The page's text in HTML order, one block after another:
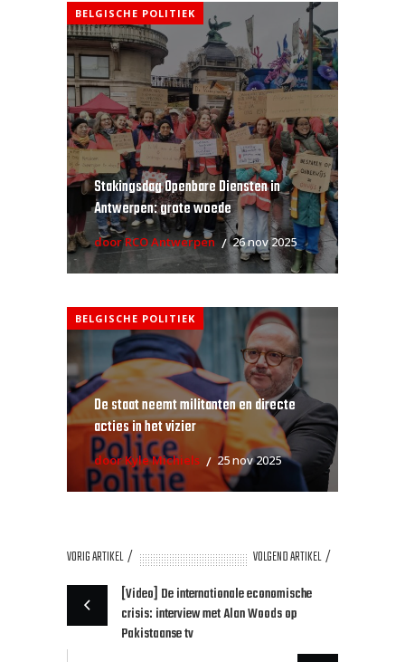
BELGISCHE POLITIEK
Stakingsdag Openbare Diensten in
Antwerpen: grote woede
door RCO Antwerpen 26 nov 2025
BELGISCHE POLITIEK
De staat neemt militanten en directe
acties in het vizier
door Kyle Michiels 25 nov 2025
VORIG ARTIKEL
VOLGEND ARTIKEL
[Video] De internationale economische
crisis: interview met Alan Woods op
Pakistaanse tv